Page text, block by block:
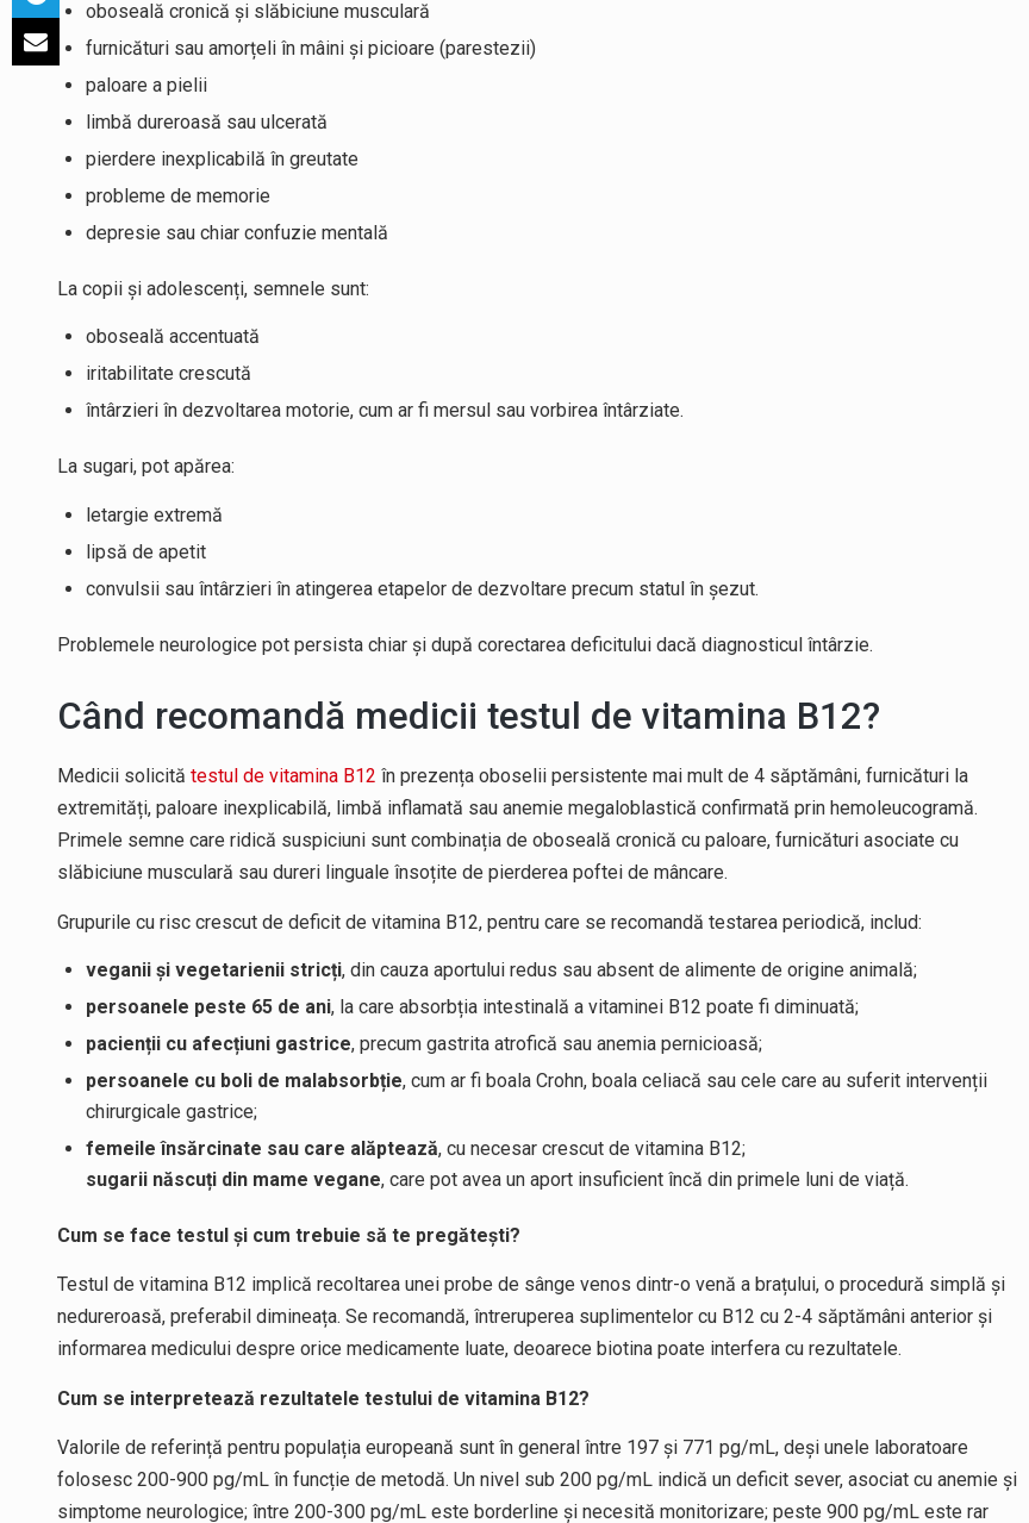
oboseală cronică și slăbiciune musculară
furnicături sau amorțeli în mâini și picioare (parestezii)
paloare a pielii
limbă dureroasă sau ulcerată
pierdere inexplicabilă în greutate
probleme de memorie
depresie sau chiar confuzie mentală
La copii și adolescenți, semnele sunt:
oboseală accentuată
iritabilitate crescută
întârzieri în dezvoltarea motorie, cum ar fi mersul sau vorbirea întârziate.
La sugari, pot apărea:
letargie extremă
lipsă de apetit
convulsii sau întârzieri în atingerea etapelor de dezvoltare precum statul în șezut.
Problemele neurologice pot persista chiar și după corectarea deficitului dacă diagnosticul întârzie.
Când recomandă medicii testul de vitamina B12?
Medicii solicită testul de vitamina B12 în prezența oboselii persistente mai mult de 4 săptămâni, furnicături la
extremități, paloare inexplicabilă, limbă inflamată sau anemie megaloblastică confirmată prin hemoleucogramă.
Primele semne care ridică suspiciuni sunt combinația de oboseală cronică cu paloare, furnicături asociate cu
slăbiciune musculară sau dureri linguale însoțite de pierderea poftei de mâncare.
Grupurile cu risc crescut de deficit de vitamina B12, pentru care se recomandă testarea periodică, includ:
veganii și vegetarienii stricți, din cauza aportului redus sau absent de alimente de origine animală;
persoanele peste 65 de ani, la care absorbția intestinală a vitaminei B12 poate fi diminuată;
pacienții cu afecțiuni gastrice, precum gastrita atrofică sau anemia pernicioasă;
persoanele cu boli de malabsorbție, cum ar fi boala Crohn, boala celiacă sau cele care au suferit intervenții
chirurgicale gastrice;
femeile însărcinate sau care alăptează, cu necesar crescut de vitamina B12;
sugarii născuți din mame vegane, care pot avea un aport insuficient încă din primele luni de viață.
Cum se face testul și cum trebuie să te pregătești?
Testul de vitamina B12 implică recoltarea unei probe de sânge venos dintr-o venă a brațului, o procedură simplă și
nedureroasă, preferabil dimineața. Se recomandă, întreruperea suplimentelor cu B12 cu 2-4 săptămâni anterior și
informarea medicului despre orice medicamente luate, deoarece biotina poate interfera cu rezultatele.
Cum se interpretează rezultatele testului de vitamina B12?
Valorile de referință pentru populația europeană sunt în general între 197 și 771 pg/mL, deși unele laboratoare
folosesc 200-900 pg/mL în funcție de metodă. Un nivel sub 200 pg/mL indică un deficit sever, asociat cu anemie și
simptome neurologice; între 200-300 pg/mL este borderline și necesită monitorizare; peste 900 pg/mL este rar